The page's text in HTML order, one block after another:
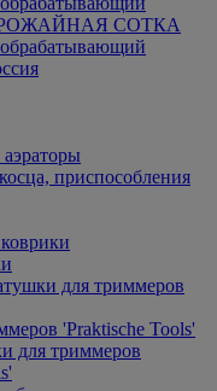
СОТКА
приспособления
для триммеров
'Praktische Tools'
для триммеров